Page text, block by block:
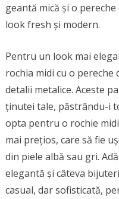
geantă mică și o
look fresh și modern.
Pentru un look mai
rochia midi cu o
detalii metalice. Aceste
ținutei tale, păstrându-i
opta pentru o rochie
mai prețios, care să fie
din piele albă sau gri.
elegantă și câteva
casual, dar sofisticată,